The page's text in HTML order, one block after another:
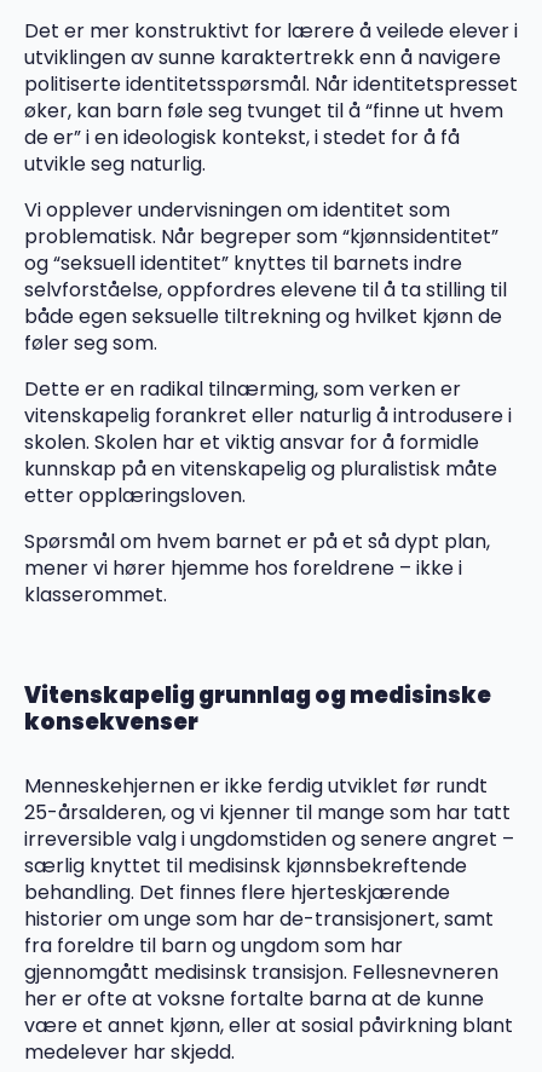
Det er mer konstruktivt for lærere å veilede elever i
utviklingen av sunne karaktertrekk enn å navigere
politiserte identitetsspørsmål. Når identitetspresset
øker, kan barn føle seg tvunget til å “finne ut hvem
de er” i en ideologisk kontekst, i stedet for å få
utvikle seg naturlig.
Vi opplever undervisningen om identitet som
problematisk. Når begreper som “kjønnsidentitet”
og “seksuell identitet” knyttes til barnets indre
selvforståelse, oppfordres elevene til å ta stilling til
både egen seksuelle tiltrekning og hvilket kjønn de
føler seg som.
Dette er en radikal tilnærming, som verken er
vitenskapelig forankret eller naturlig å introdusere i
skolen. Skolen har et viktig ansvar for å formidle
kunnskap på en vitenskapelig og pluralistisk måte
etter opplæringsloven.
Spørsmål om hvem barnet er på et så dypt plan,
mener vi hører hjemme hos foreldrene – ikke i
klasserommet.
Vitenskapelig grunnlag og medisinske
konsekvenser
Menneskehjernen er ikke ferdig utviklet før rundt
25-årsalderen, og vi kjenner til mange som har tatt
irreversible valg i ungdomstiden og senere angret –
særlig knyttet til medisinsk kjønnsbekreftende
behandling. Det finnes flere hjerteskjærende
historier om unge som har de-transisjonert, samt
fra foreldre til barn og ungdom som har
gjennomgått medisinsk transisjon. Fellesnevneren
her er ofte at voksne fortalte barna at de kunne
være et annet kjønn, eller at sosial påvirkning blant
medelever har skjedd.